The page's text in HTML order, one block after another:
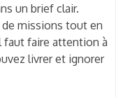
un brief clair.
de missions tout en
faut faire attention à
livrer et ignorer